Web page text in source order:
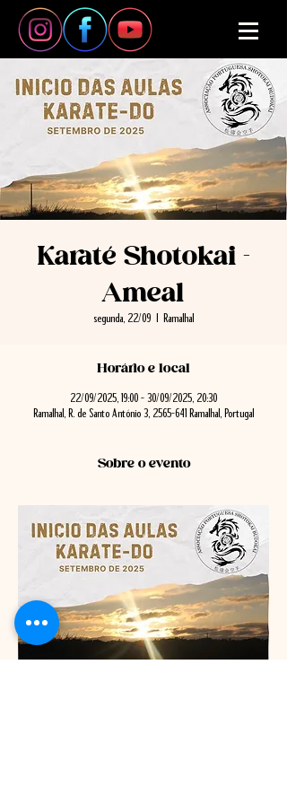
Karaté Shotokai -
Ameal
segunda, 22/09 Ramalhal
Horário e local
22/09/2025, 19:00 – 30/09/2025, 20:30
Ramalhal, R. de Santo António 3, 2565-641 Ramalhal, Portugal
Sobre o evento